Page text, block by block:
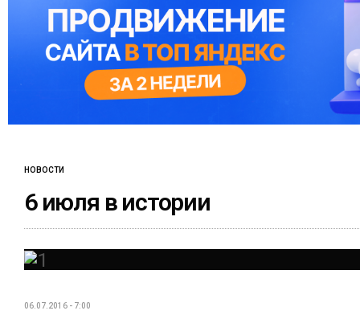
НОВОСТИ
6 июля в истории
06.07.2016 - 7:00